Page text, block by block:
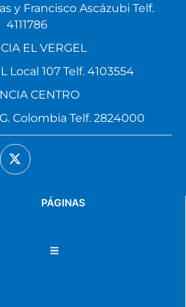
PÁGINAS
y Francisco Ascázubi Telf.
4111786
EL VERGEL
Local 107 Telf. 4103554
CENTRO
Colombia Telf. 2824000